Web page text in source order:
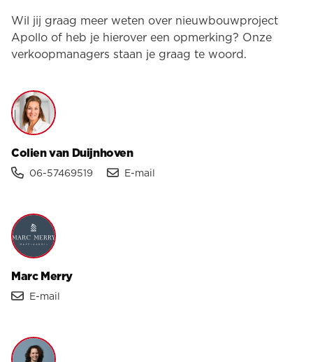
Wil jij graag meer weten over nieuwbouwproject
Apollo of heb je hierover een opmerking? Onze
verkoopmanagers staan je graag te woord.
Colien van Duijnhoven
06-57469519 E-mail
Marc Merry
E-mail